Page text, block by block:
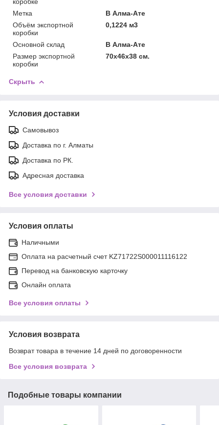
Метка
В Алма-Ате
Объём экспортной
коробки
0,1224 м3
Основной склад
В Алма-Ате
Размер экспортной
коробки
70x46x38 см.
Скрыть
Условия доставки
Самовывоз
Доставка по г. Алматы
Доставка по РК.
Адресная доставка
Все условия доставки
Условия оплаты
Наличными
Оплата на расчетный счет KZ71722S000011116122
Перевод на банковскую карточку
Онлайн оплата
Все условия оплаты
Условия возврата
Возврат товара в течение 14 дней по договоренности
Все условия возврата
Подобные товары компании